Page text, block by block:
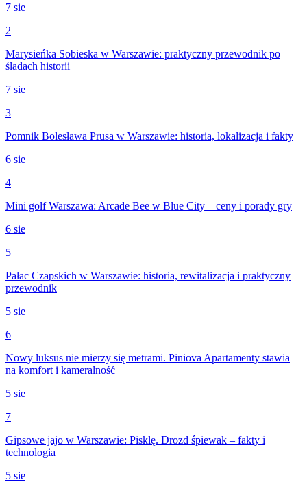
7 sie
2
Marysieńka Sobieska w Warszawie: praktyczny przewodnik po
śladach historii
7 sie
3
Pomnik Bolesława Prusa w Warszawie: historia, lokalizacja i fakty
6 sie
4
Mini golf Warszawa: Arcade Bee w Blue City – ceny i porady gry
6 sie
5
Pałac Czapskich w Warszawie: historia, rewitalizacja i praktyczny
przewodnik
5 sie
6
Nowy luksus nie mierzy się metrami. Piniova Apartamenty stawia
na komfort i kameralność
5 sie
7
Gipsowe jajo w Warszawie: Pisklę. Drozd śpiewak – fakty i
technologia
5 sie